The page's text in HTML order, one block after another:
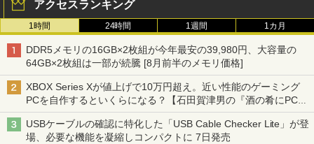
アクセスランキング
1時間 24時間 1週間 1カ月
DDR5メモリの16GB×2枚組が今年最安の39,980円、大容量の
64GB×2枚組は一部が続騰 [8月前半のメモリ価格]
XBOX Series Xが値上げで10万円超え。近い性能のゲーミング
PCを自作するといくらになる？【石田賀津男の『酒の肴にPCゲ
ーム』】
USBケーブルの確認に特化した「USB Cable Checker Lite」が登
場、必要な機能を凝縮しコンパクトに 7日発売